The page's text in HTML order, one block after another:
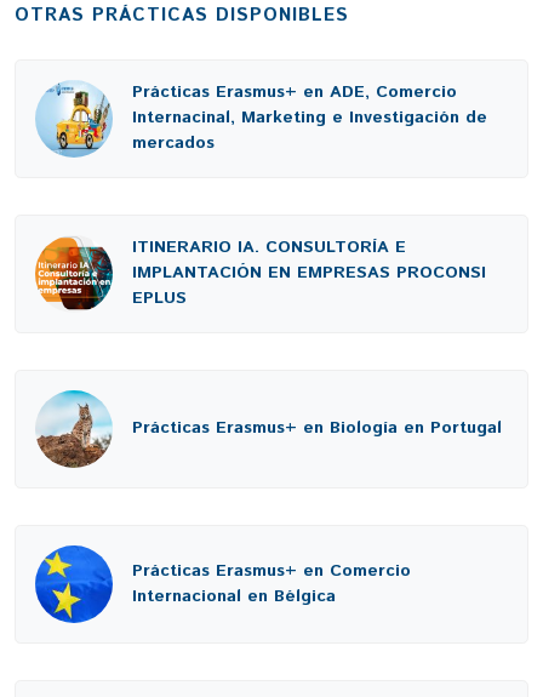
OTRAS PRÁCTICAS DISPONIBLES
Prácticas Erasmus+ en ADE, Comercio
Internacinal, Marketing e Investigación de
mercados
ITINERARIO IA. CONSULTORÍA E
IMPLANTACIÓN EN EMPRESAS PROCONSI
EPLUS
Prácticas Erasmus+ en Biología en Portugal
Prácticas Erasmus+ en Comercio
Internacional en Bélgica